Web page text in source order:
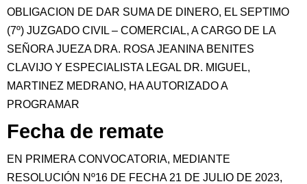
OBLIGACION DE DAR SUMA DE DINERO, EL SEPTIMO
(7º) JUZGADO CIVIL – COMERCIAL, A CARGO DE LA
SEÑORA JUEZA DRA. ROSA JEANINA BENITES
CLAVIJO Y ESPECIALISTA LEGAL DR. MIGUEL,
MARTINEZ MEDRANO, HA AUTORIZADO A
PROGRAMAR
Fecha de remate
EN PRIMERA CONVOCATORIA, MEDIANTE
RESOLUCIÓN Nº16 DE FECHA 21 DE JULIO DE 2023,